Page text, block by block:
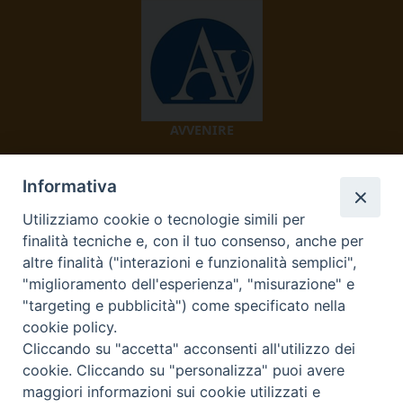
AVVENIRE
TV 2000
Diocesi di Ivrea
Informativa
Utilizziamo cookie o tecnologie simili per
finalità tecniche e, con il tuo consenso, anche per
altre finalità ("interazioni e funzionalità semplici",
"miglioramento dell'esperienza", "misurazione" e
"targeting e pubblicità") come specificato nella
cookie policy.
Cliccando su "accetta" acconsenti all'utilizzo dei
cookie. Cliccando su "personalizza" puoi avere
maggiori informazioni sui cookie utilizzati e